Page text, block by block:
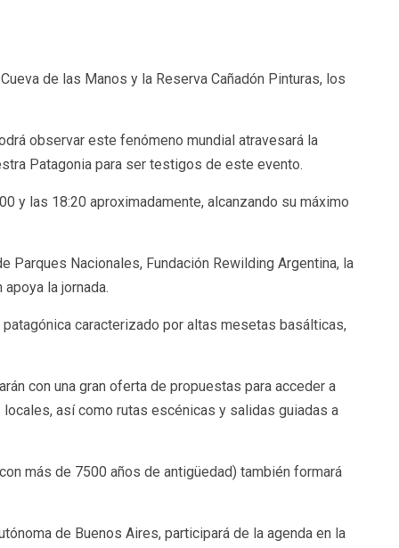
de las Manos y la Reserva Cañadón Pinturas, los
observar este fenómeno mundial atravesará la
Patagonia para ser testigos de este evento.
y las 18:20 aproximadamente, alcanzando su máximo
Parques Nacionales, Fundación Rewilding Argentina, la
la jornada.
caracterizado por altas mesetas basálticas,
con una gran oferta de propuestas para acceder a
así como rutas escénicas y salidas guiadas a
más de 7500 años de antigüedad) también formará
de Buenos Aires, participará de la agenda en la